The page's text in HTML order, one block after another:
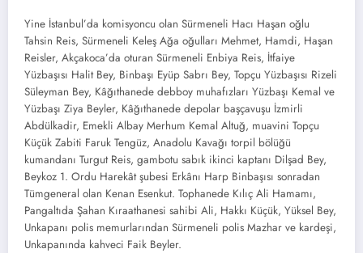
Yine İstanbul’da komisyoncu olan Sürmeneli Hacı Haşan oğlu
Tahsin Reis, Sürmeneli Keleş Ağa oğulları Mehmet, Hamdi, Haşan
Reisler, Akçakoca’da oturan Sürmeneli Enbiya Reis, İtfaiye
Yüzbaşısı Halit Bey, Binbaşı Eyüp Sabrı Bey, Topçu Yüzbaşısı Rizeli
Süleyman Bey, Kâğıthanede debboy muhafızları Yüzbaşı Kemal ve
Yüzbaşı Ziya Beyler, Kâğıthanede depolar başçavuşu İzmirli
Abdülkadir, Emekli Albay Merhum Kemal Altuğ, muavini Topçu
Küçük Zabiti Faruk Tengüz, Anadolu Kavağı torpil bölüğü
kumandanı Turgut Reis, gambotu sabık ikinci kaptanı Dilşad Bey,
Beykoz 1. Ordu Harekât şubesi Erkânı Harp Binbaşısı sonradan
Tümgeneral olan Kenan Esenkut. Tophanede Kılıç Ali Hamamı,
Pangaltıda Şahan Kıraathanesi sahibi Ali, Hakkı Küçük, Yüksel Bey,
Unkapanı polis memurlarından Sürmeneli polis Mazhar ve kardeşi,
Unkapanında kahveci Faik Beyler.